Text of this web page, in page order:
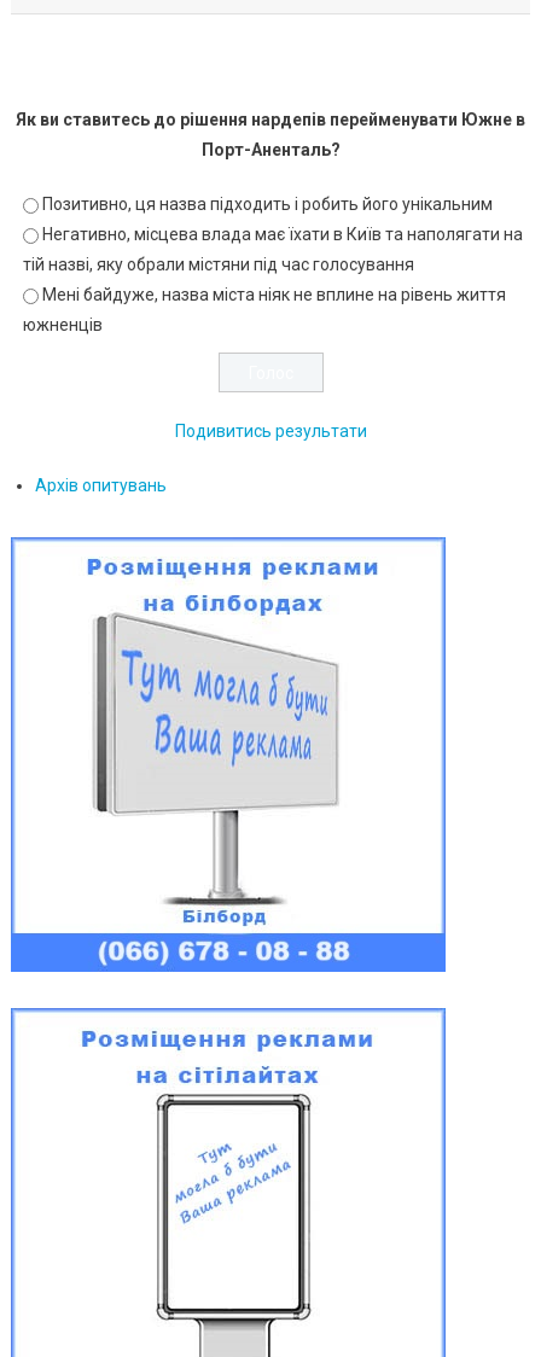
Як ви ставитесь до рішення нардепів перейменувати Южне в
Порт-Аненталь?
Позитивно, ця назва підходить і робить його унікальним
Негативно, місцева влада має їхати в Київ та наполягати на
тій назві, яку обрали містяни під час голосування
Мені байдуже, назва міста ніяк не вплине на рівень життя
южненців
Подивитись результати
Архів опитувань